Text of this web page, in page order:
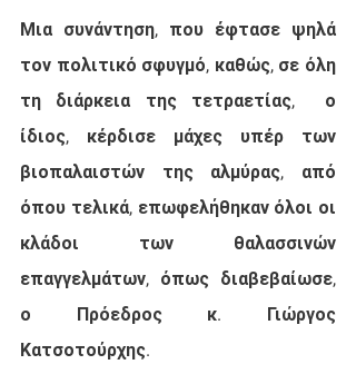
Μια συνάντηση, που έφτασε ψηλά
τον πολιτικό σφυγμό, καθώς, σε όλη
τη διάρκεια της τετραετίας,  ο
ίδιος, κέρδισε μάχες υπέρ των
βιοπαλαιστών της αλμύρας, από
όπου τελικά, επωφελήθηκαν όλοι οι
κλάδοι των θαλασσινών
επαγγελμάτων, όπως διαβεβαίωσε,
ο Πρόεδρος κ. Γιώργος
Κατσοτούρχης.